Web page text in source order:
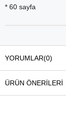
* 60 sayfa
YORUMLAR(0)
ÜRÜN ÖNERILERI